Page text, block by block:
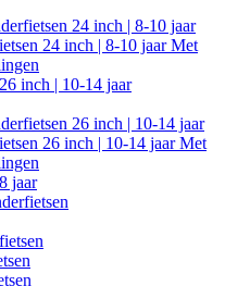
24 inch | 8-10 jaar
24 inch | 8-10 jaar Met
inch | 10-14 jaar
26 inch | 10-14 jaar
26 inch | 10-14 jaar Met
jaar